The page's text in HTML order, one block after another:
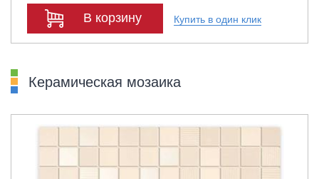
В корзину Купить в один клик
Керамическая мозаика